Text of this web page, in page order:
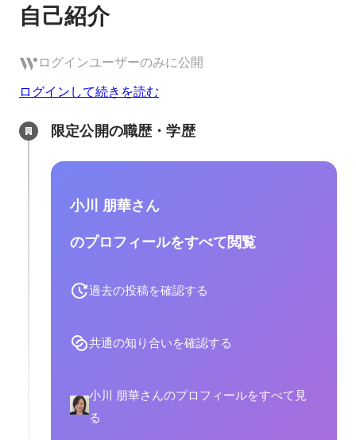
自己紹介
ログインユーザーのみに公開
ログインして続きを読む
限定公開の職歴・学歴
小川 朋華さん
のプロフィールをすべて閲覧
過去の投稿を確認する
共通の知り合いを確認する
小川 朋華さんのプロフィールをすべて見
る